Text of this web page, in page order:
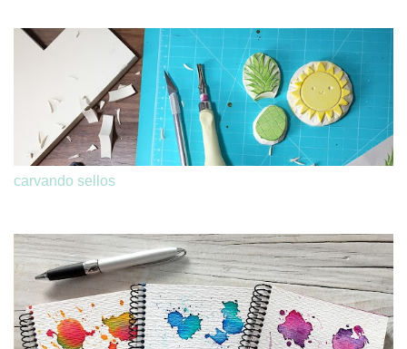
carvando sellos